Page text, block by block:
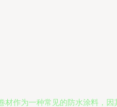
材作为一种常见的防水涂料，